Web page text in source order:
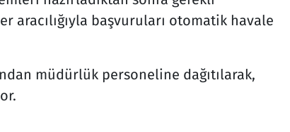
aracılığıyla başvuruları otomatik havale
müdürlük personeline dağıtılarak,